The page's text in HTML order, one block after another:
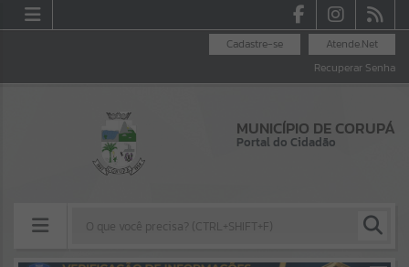
Atende.Net
Cadastre-se
Recuperar Senha
MUNICÍPIO DE CORUPÁ
Portal do Cidadão